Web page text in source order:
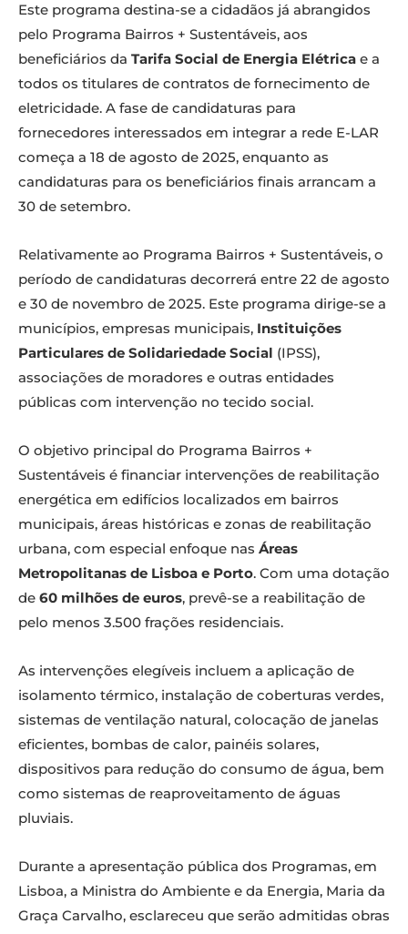
Este programa destina-se a cidadãos já abrangidos
pelo Programa Bairros + Sustentáveis, aos
beneficiários da Tarifa Social de Energia Elétrica e a
todos os titulares de contratos de fornecimento de
eletricidade. A fase de candidaturas para
fornecedores interessados em integrar a rede E-LAR
começa a 18 de agosto de 2025, enquanto as
candidaturas para os beneficiários finais arrancam a
30 de setembro.
Relativamente ao Programa Bairros + Sustentáveis, o
período de candidaturas decorrerá entre 22 de agosto
e 30 de novembro de 2025. Este programa dirige-se a
municípios, empresas municipais, Instituições
Particulares de Solidariedade Social (IPSS),
associações de moradores e outras entidades
públicas com intervenção no tecido social.
O objetivo principal do Programa Bairros +
Sustentáveis é financiar intervenções de reabilitação
energética em edifícios localizados em bairros
municipais, áreas históricas e zonas de reabilitação
urbana, com especial enfoque nas Áreas
Metropolitanas de Lisboa e Porto. Com uma dotação
de 60 milhões de euros, prevê-se a reabilitação de
pelo menos 3.500 frações residenciais.
As intervenções elegíveis incluem a aplicação de
isolamento térmico, instalação de coberturas verdes,
sistemas de ventilação natural, colocação de janelas
eficientes, bombas de calor, painéis solares,
dispositivos para redução do consumo de água, bem
como sistemas de reaproveitamento de águas
pluviais.
Durante a apresentação pública dos Programas, em
Lisboa, a Ministra do Ambiente e da Energia, Maria da
Graça Carvalho, esclareceu que serão admitidas obras